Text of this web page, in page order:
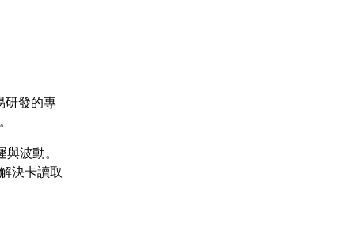
研發的專
波動。
決卡讀取